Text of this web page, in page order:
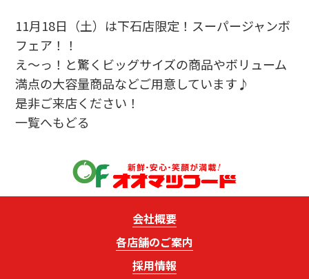
11月18日（土）は下石店限定！スーパージャンボ
フェア！！
え～っ！と驚くビッグサイズの商品やボリューム
満点の大容量商品などご用意しています♪
是非ご来店ください！
一覧へもどる
会社概要
各店舗のご案内
採用情報